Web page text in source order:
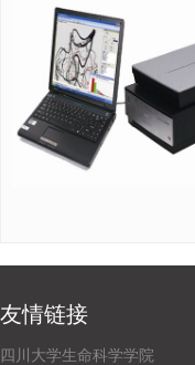
友情链接
四川大学生命科学学院